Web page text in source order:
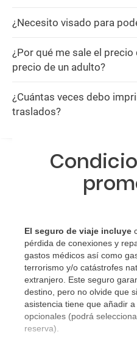
¿Necesito visado para
¿Por qué me sale el precio
precio de un adulto?
¿Cuántas veces debo
traslados?
El seguro de viaje incluye
pérdida de conexiones y
gastos médicos así como
terrorismo y/o catástrofes
extranjero. Este seguro
destino, pero no olvide que
asistencia tiene que añadir
opcionales (podrá
reserva).